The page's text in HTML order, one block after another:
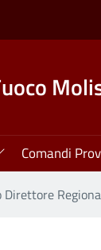
Comandi
Direttore